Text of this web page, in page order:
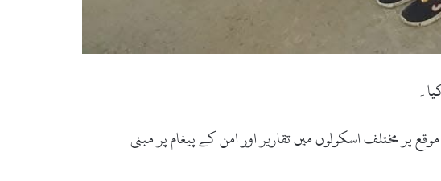
پر مختلف اسکولوں میں تقاریر اور امن کے پیغام پر مبنی